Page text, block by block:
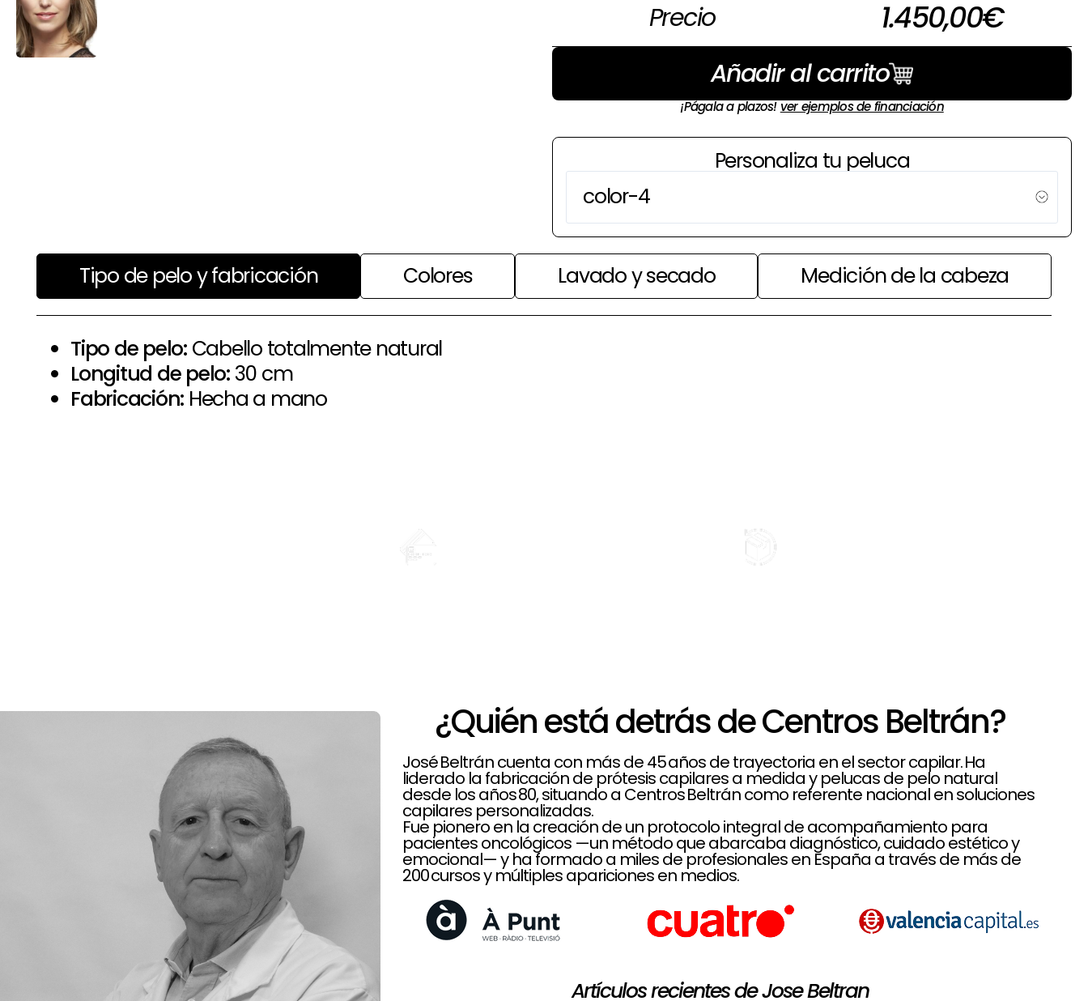
Precio 1.450,00€
Añadir al carrito
¡Págala a plazos! ver ejemplos de financiación
Personaliza tu peluca
Tipo de pelo y fabricación Colores Lavado y secado Medición de la cabeza
Tipo de pelo:Cabello totalmente natural
Longitud de pelo:30 cm
Fabricación: Hecha a mano
¿Quién está detrás de Centros Beltrán?
José Beltrán cuenta con más de 45 años de trayectoria en el sector capilar. Ha
liderado la fabricación de prótesis capilares a medida y pelucas de pelo natural
desde los años 80, situando a Centros Beltrán como referente nacional en soluciones
capilares personalizadas.
Fue pionero en la creación de un protocolo integral de acompañamiento para
pacientes oncológicos —un método que abarcaba diagnóstico, cuidado estético y
emocional— y ha formado a miles de profesionales en España a través de más de
200 cursos y múltiples apariciones en medios.
Artículos recientes de Jose Beltran